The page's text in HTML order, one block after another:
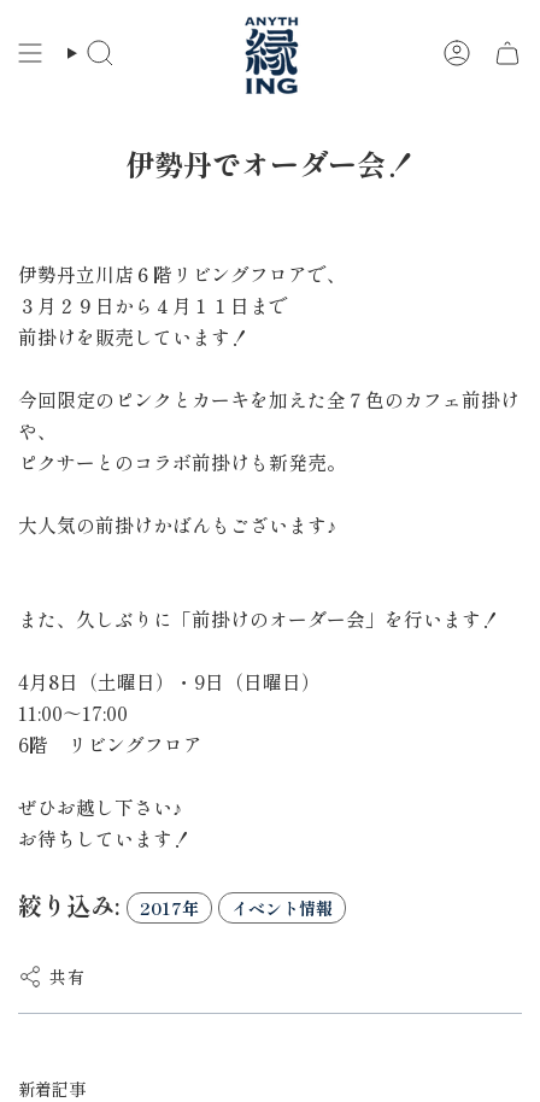
検
ア
伊勢丹でオーダー会！
伊勢丹立川店６階リビングフロアで、
３月２９日から４月１１日まで
前掛けを販売しています！
今回限定のピンクとカーキを加えた全７色のカフェ前掛け
や、
ピクサーとのコラボ前掛けも新発売。
大人気の前掛けかばんもございます♪
また、久しぶりに「前掛けのオーダー会」を行います！
4月8日（土曜日）・9日（日曜日）
11:00～17:00
6階 リビングフロア
ぜひお越し下さい♪
お待ちしています！
絞り込み: 2017年 イベント情報
共有
新着記事